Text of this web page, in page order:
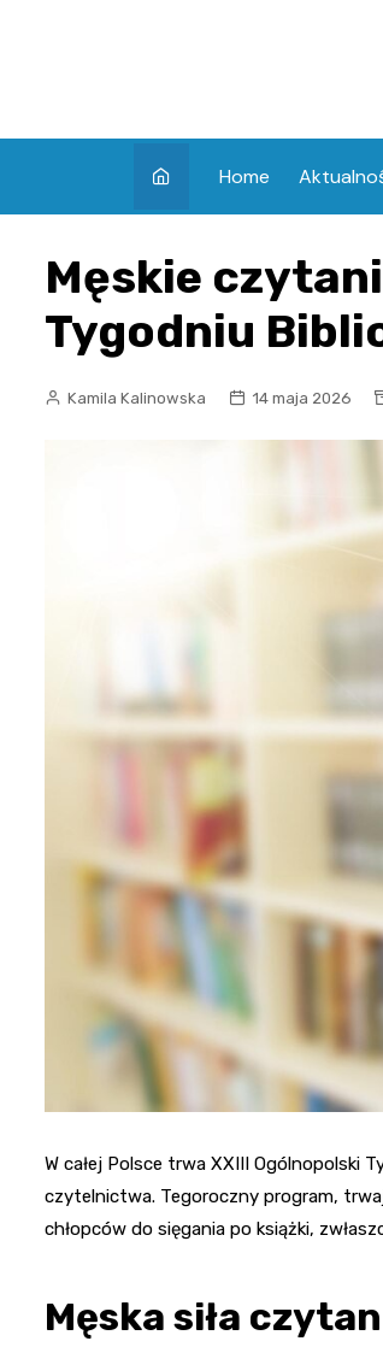
Home
Męskie
Tygodniu
Kamila Kalinowska 14 maja 2026
W całej Polsce trwa XXIII Ogólnopolski
czytelnictwa. Tegoroczny program,
chłopców do sięgania po książki,
Męska siła